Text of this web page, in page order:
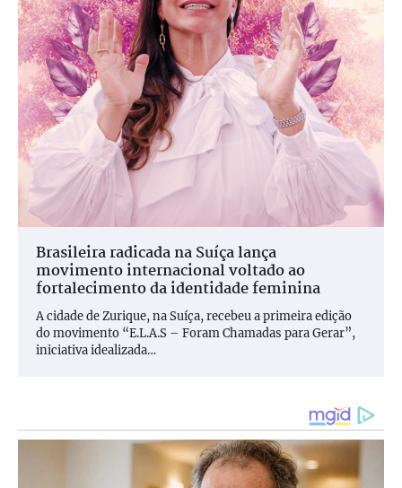
Brasileira radicada na Suíça lança
movimento internacional voltado ao
fortalecimento da identidade feminina
A cidade de Zurique, na Suíça, recebeu a primeira edição
do movimento “E.L.A.S – Foram Chamadas para Gerar”,
iniciativa idealizada…